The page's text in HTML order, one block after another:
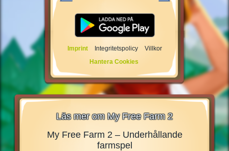
Imprint Integritetspolicy
Villkor
Hantera Cookies
Läs mer om My Free Farm 2
My Free Farm 2 – Underhållande
farmspel
My